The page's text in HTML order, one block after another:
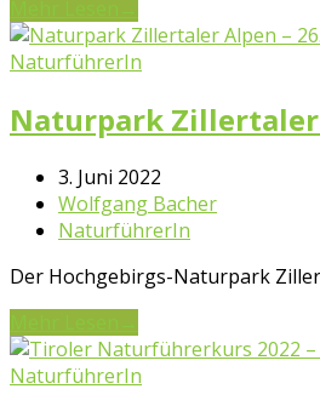
NaturführerIn
Naturpark Zillertaler
3. Juni 2022
Wolfgang Bacher
NaturführerIn
Der Hochgebirgs-Naturpark
NaturführerIn